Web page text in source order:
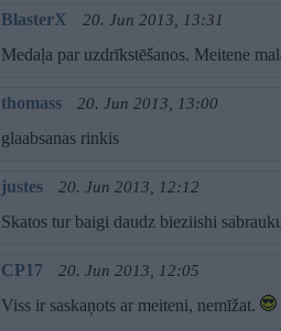
BlasterX 20. Jun 2013, 13:31
Medaļa par uzdrīkstēšanos. Meitene
thomass 20. Jun 2013, 13:00
glaabsanas rinkis
justes 20. Jun 2013, 12:12
Skatos tur baigi daudz bieziishi
CP17 20. Jun 2013, 12:05
Viss ir saskaņots ar meiteni, nemīžat.